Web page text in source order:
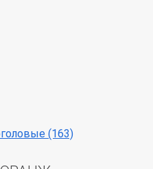
(163)